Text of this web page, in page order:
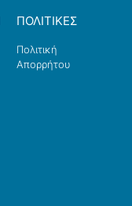
ΠΟΛΙΤΙΚΕΣ
Πολιτική
Απορρήτου